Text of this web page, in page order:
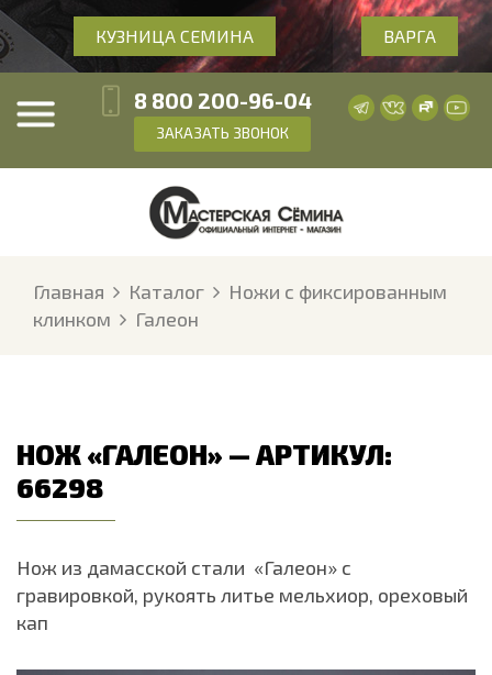
КУЗНИЦА СЕМИНА ВАРГА
8 800 200-96-04
ЗАКАЗАТЬ ЗВОНОК
Главная Каталог
Ножи с фиксированным
клинком
Галеон
НОЖ «ГАЛЕОН» — АРТИКУЛ:
66298
Нож из дамасской стали «Галеон» с
гравировкой, рукоять литье мельхиор, ореховый
кап